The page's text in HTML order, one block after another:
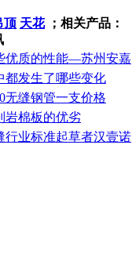
顶 天花；相关产品：
优质的性能—苏州安嘉
都发生了哪些变化
无缝钢管一支价格
岩棉板的优劣
行业标准起草者汉壹诺